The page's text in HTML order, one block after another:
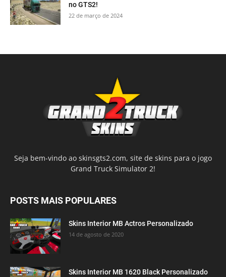
no GTS2!
22 de março de 2024
Seja bem-vindo ao skinsgts2.com, site de skins para o jogo
Grand Truck Simulator 2!
POSTS MAIS POPULARES
Skins Interior MB Actros Personalizado
14 de agosto de 2020
Skins Interior MB 1620 Black Personalizado